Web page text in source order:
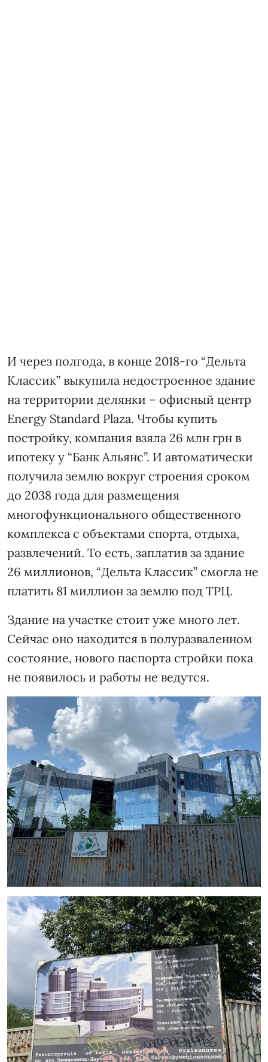
И через полгода, в конце 2018-го “Дельта
Классик” выкупила недостроенное здание
на территории делянки – офисный центр
Energy Standard Plaza. Чтобы купить
постройку, компания взяла 26 млн грн в
ипотеку у “Банк Альянс”. И автоматически
получила землю вокруг строения сроком
до 2038 года для размещения
многофункционального общественного
комплекса с объектами спорта, отдыха,
развлечений. То есть, заплатив за здание
26 миллионов, “Дельта Классик” смогла не
платить 81 миллион за землю под ТРЦ.
Здание на участке стоит уже много лет.
Сейчас оно находится в полуразваленном
состояние, нового паспорта стройки пока
не появилось и работы не ведутся.